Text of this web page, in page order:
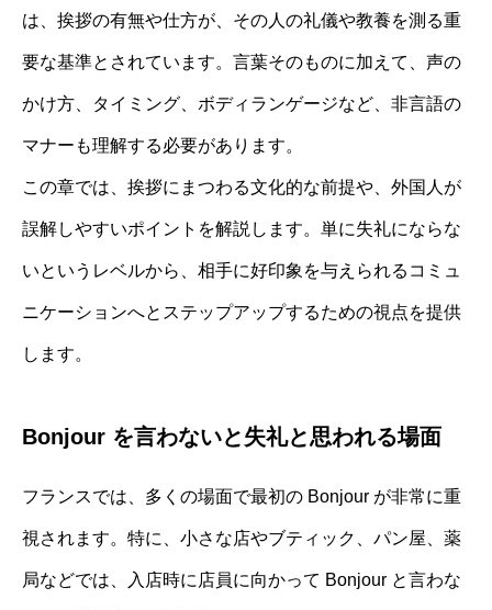
は、挨拶の有無や仕方が、その人の礼儀や教養を測る重
要な基準とされています。言葉そのものに加えて、声の
かけ方、タイミング、ボディランゲージなど、非言語の
マナーも理解する必要があります。
この章では、挨拶にまつわる文化的な前提や、外国人が
誤解しやすいポイントを解説します。単に失礼にならな
いというレベルから、相手に好印象を与えられるコミュ
ニケーションへとステップアップするための視点を提供
します。
Bonjour を言わないと失礼と思われる場面
フランスでは、多くの場面で最初の Bonjour が非常に重
視されます。特に、小さな店やブティック、パン屋、薬
局などでは、入店時に店員に向かって Bonjour と言わな